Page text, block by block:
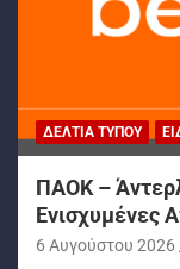
ΔΕΛΤΊΑ ΤΎΠΟΥ
ΠΑΟΚ –
Ενισχυμένες
6 Αυγούστου 2026